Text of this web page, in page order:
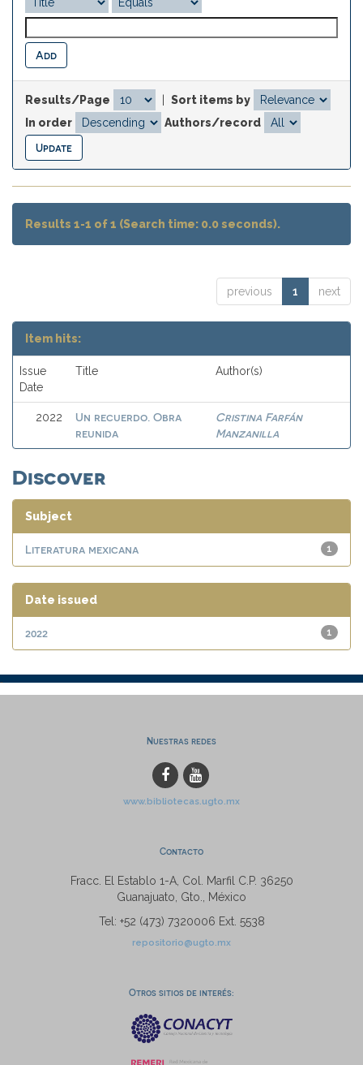
Results/Page
Sort items by
In order
Authors/record
Results 1-1 of 1 (Search time: 0.0 seconds).
previous 1 next
Item hits:
Issue
Date
Title Author(s)
2022
Un recuerdo. Obra
reunida
Cristina Farfán
Manzanilla
Discover
Subject
1
Literatura mexicana
Date issued
1
2022
Nuestras redes
www.bibliotecas.ugto.mx
Contacto
Fracc. El Establo 1-A, Col. Marfil C.P. 36250
Guanajuato, Gto., México
Tel: +52 (473) 7320006 Ext. 5538
repositorio@ugto.mx
Otros sitios de interés: